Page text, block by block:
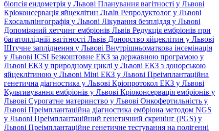
біопсія ендометрія у Львові Планування вагітності у Львові
Кріоконсервація яйцеклітин Львів Репродуктолог у Львові
Ехосальпінгографія у Львові Лікування безпліддя у Львові
Допоміжний хетчинг ембріонів Львів Редукція ембріонів при
багатоплідній вагітності Львів Донорство яйцеклітин у Львові
Штучне запліднення у Львові Внутрішньоматкова інсемінація
у Львові ICSI Безкоштовне ЕКЗ за державною програмою у
Львові ЕКЗ у природному циклі у Львові ЕКЗ з донорською
яйцеклітиною у Львові Міні ЕКЗ у Львові Преімплантаційна
генетична діагностика у Львові Кріопротокол ЕКЗ у Львові
Культивування ембріонів у Львові Кріоконсервація ембріонів у
Львові Сурогатне материнство у Львові Онкофертильність у
Львові Преімплантаційна діагностика ембріона методом NGS
у Львові Преімплантаційний генетичний скринінг (PGS) у
Львові Преімплантаційне генетичне тестування на полігенні